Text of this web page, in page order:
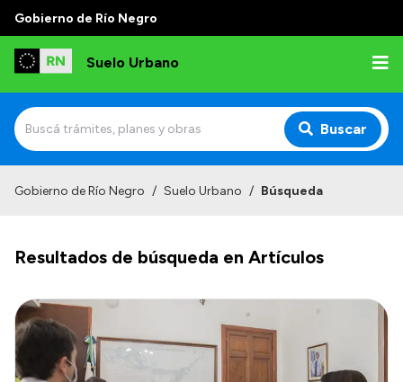
Gobierno de Río Negro
Suelo Urbano
Buscar
Gobierno de Río Negro / Suelo Urbano / Búsqueda
Resultados de búsqueda en Artículos